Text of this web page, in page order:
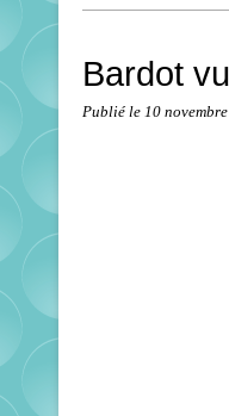
Bardot
Publié le 10